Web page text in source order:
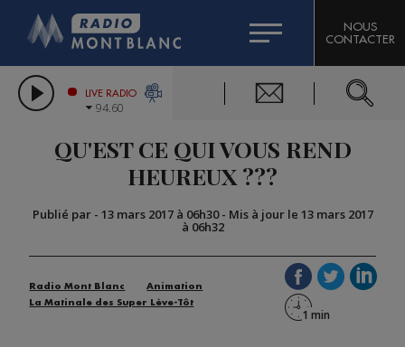
LES CHRONIQUES DE L'EXPERT
CITIZEN MACHINERY
GRAND MASSIF DOMAINES SKIABLES
BIGARD
COMPAGNIE DU MONT-BLANC
NOUS
CONTACTER
LIVE RADIO
94.60
QU'EST CE QUI VOUS REND
HEUREUX ???
Publié par - 13 mars 2017 à 06h30- Mis à jour le 13 mars 2017
à 06h32
Radio Mont Blanc
Animation
La Matinale des Super Lève-Tôt